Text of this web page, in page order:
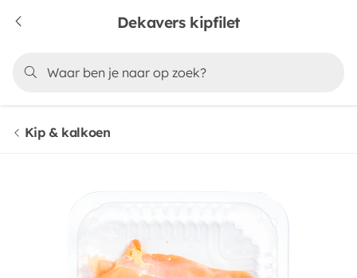
Dekavers kipfilet
Kip & kalkoen